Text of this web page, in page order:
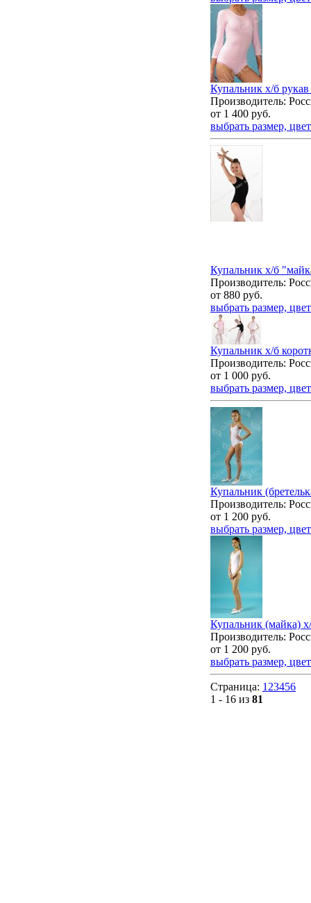
Купальник х/б
Производитель:
от 1 400 руб.
выбрать размер, цвет
Купальник х/б
Производитель:
от 880 руб.
выбрать размер, цвет
Купальник х/б
Производитель:
от 1 000 руб.
выбрать размер, цвет
Купальник
Производитель:
от 1 200 руб.
выбрать размер, цвет
Купальник (майка)
Производитель:
от 1 200 руб.
выбрать размер, цвет
Страница: 1 23456
1 - 16 из 81